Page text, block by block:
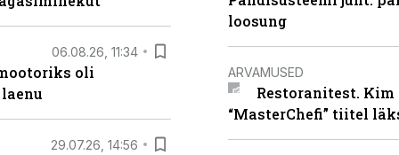
06.08.26, 11:34
oli
29.07.26, 14:56
loosung
ARVAMUSED
Restoranitest.
“MasterChefi” tiitel